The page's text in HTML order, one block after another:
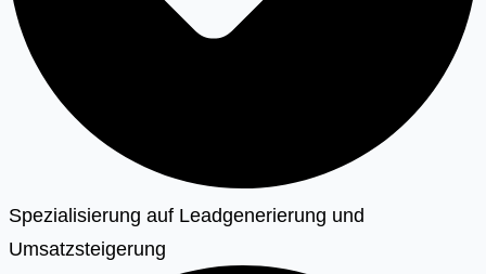
Spezialisierung auf Leadgenerierung und
Umsatzsteigerung